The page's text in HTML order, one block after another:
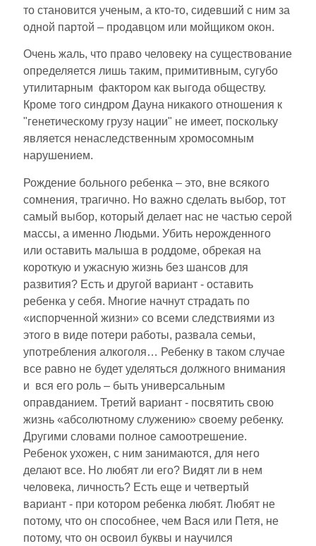
то становится ученым, а кто-то, сидевший с ним за
одной партой – продавцом или мойщиком окон.
Очень жаль, что право человеку на существование
определяется лишь таким, примитивным, сугубо
утилитарным фактором как выгода обществу.
Кроме того синдром Дауна никакого отношения к
"генетическому грузу нации" не имеет, поскольку
является ненаследственным хромосомным
нарушением.
Рождение больного ребенка – это, вне всякого
сомнения, трагично. Но важно сделать выбор, тот
самый выбор, который делает нас не частью серой
массы, а именно Людьми. Убить нерожденного
или оставить малыша в роддоме, обрекая на
короткую и ужасную жизнь без шансов для
развития? Есть и другой вариант - оставить
ребенка у себя. Многие начнут страдать по
«испорченной жизни» со всеми следствиями из
этого в виде потери работы, развала семьи,
употребления алкоголя… Ребенку в таком случае
все равно не будет уделяться должного внимания
и вся его роль – быть универсальным
оправданием. Третий вариант - посвятить свою
жизнь «абсолютному служению» своему ребенку.
Другими словами полное самоотрешение.
Ребенок ухожен, с ним занимаются, для него
делают все. Но любят ли его? Видят ли в нем
человека, личность? Есть еще и четвертый
вариант - при котором ребенка любят. Любят не
потому, что он способнее, чем Вася или Петя, не
потому, что он освоил буквы и научился